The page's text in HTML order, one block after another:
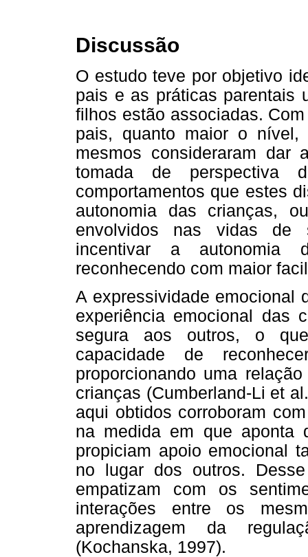
Discussão
O estudo teve por objetivo
pais e as práticas parentais
filhos estão associadas.
pais, quanto maior o
mesmos consideraram dar
tomada de perspectiva
comportamentos que estes
autonomia das crianças,
envolvidos nas vidas de
incentivar a autonomia
reconhecendo com maior
A expressividade emocional
experiência emocional das
segura aos outros, o
capacidade de
proporcionando uma
crianças (Cumberland-Li et
aqui obtidos corroboram
na medida em que aponta
propiciam apoio emocional
no lugar dos outros.
empatizam com os
interações entre os
aprendizagem da
(Kochanska, 1997).